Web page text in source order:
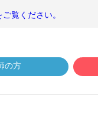
覧ください。
の方